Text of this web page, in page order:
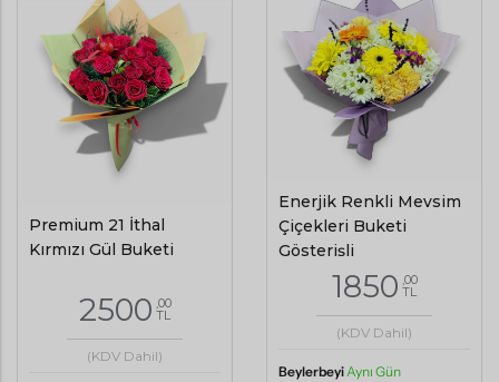
Premium 21 İthal
Kırmızı Gül Buketi
2500 ,00
TL
(KDV Dahil)
Enerjik Renkli Mevsim
Çiçekleri Buketi
Gösterişli
1850 ,00
TL
(KDV Dahil)
Beylerbeyi Aynı Gün